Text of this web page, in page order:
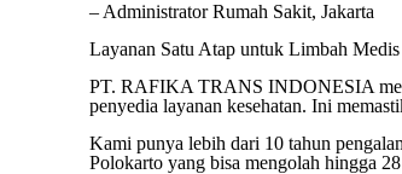
– Administrator Rumah Sakit, Jakarta
Layanan Satu Atap untuk Limbah Medis
PT. RAFIKA TRANS INDONESIA
penyedia layanan kesehatan. Ini
Kami punya lebih dari 10 tahun
Polokarto yang bisa mengolah hingga